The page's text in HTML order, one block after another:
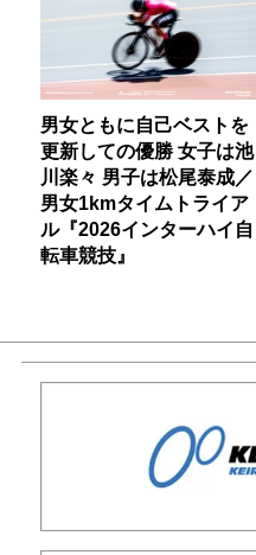
男女ともに自己ベストを
更新しての優勝 女子は池
川楽々 男子は松尾泰成／
男女1kmタイムトライア
ル『2026インターハイ自
転車競技』